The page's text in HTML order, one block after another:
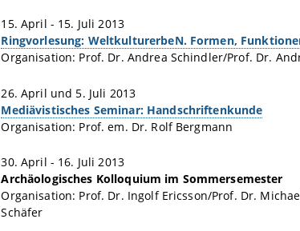
15. April - 15. Juli 2013
Ringvorlesung: WeltkulturerbeN. Formen,
Organisation: Prof. Dr. Andrea Schindler/Prof. Dr.
26. April und 5. Juli 2013
Mediävistisches Seminar: Handschriftenkunde
Organisation: Prof. em. Dr. Rolf Bergmann
30. April - 16. Juli 2013
Archäologisches Kolloquium im Sommersemester
Organisation: Prof. Dr. Ingolf Ericsson/Prof. Dr.
Schäfer